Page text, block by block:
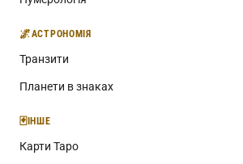
🌌АСТРОНОМІЯ
Транзити
Планети в знаках
🃏ІНШЕ
Карти Таро